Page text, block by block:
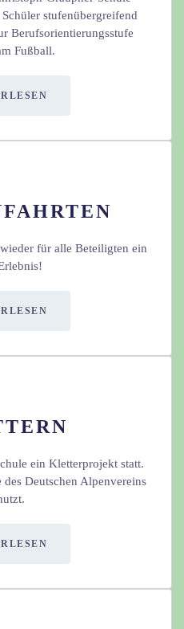
stufenübergreifend
Berufsorientierungsstufe
Fußball.
für alle Beteiligten ein
ein Kletterprojekt statt.
Deutschen Alpenvereins